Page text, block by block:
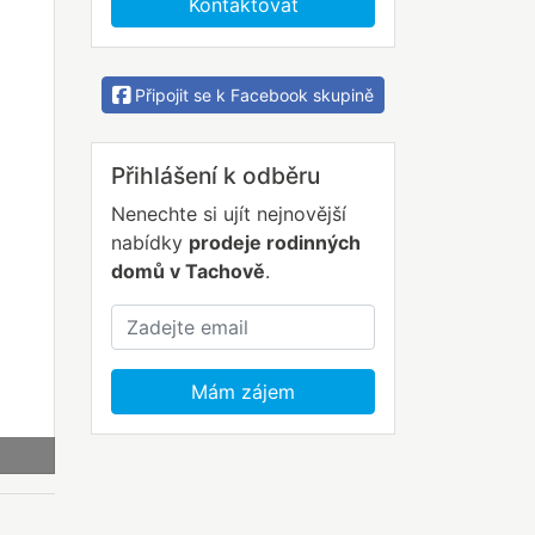
Kontaktovat
Připojit se k Facebook skupině
Přihlášení k odběru
Nenechte si ujít nejnovější
nabídky prodeje rodinných
domů v Tachově.
Mám zájem